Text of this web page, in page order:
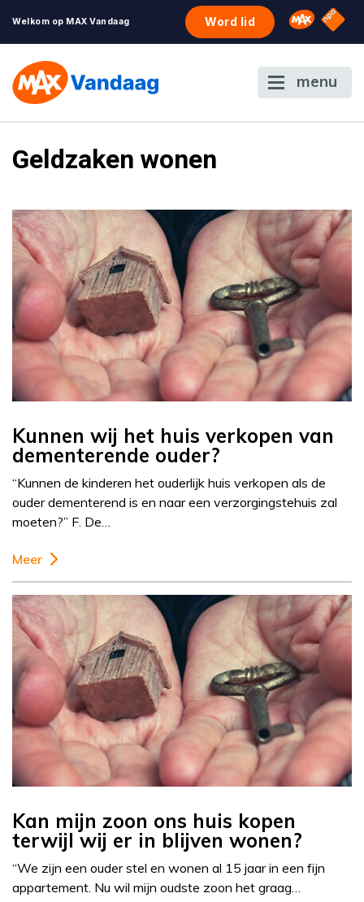
Welkom op MAX Vandaag Word lid Omroep
NPO
menu
Geldzaken wonen
Kunnen wij het huis verkopen van
dementerende ouder?
“Kunnen de kinderen het ouderlijk huis verkopen als de
ouder dementerend is en naar een verzorgingstehuis zal
moeten?” F. De…
Meer
Kan mijn zoon ons huis kopen
terwijl wij er in blijven wonen?
“We zijn een ouder stel en wonen al 15 jaar in een fijn
appartement. Nu wil mijn oudste zoon het graag…